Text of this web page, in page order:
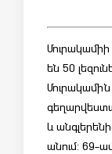
Մուրակամիի
են 50
և
անում: 69-